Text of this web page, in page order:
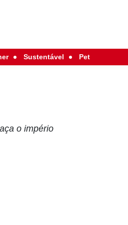
Sustentável Pet
o império